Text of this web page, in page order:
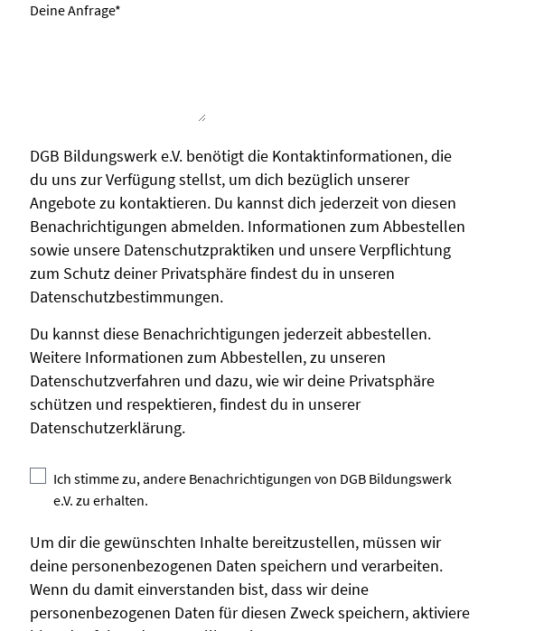
Deine Anfrage*
DGB Bildungswerk e.V. benötigt die Kontaktinformationen, die
du uns zur Verfügung stellst, um dich bezüglich unserer
Angebote zu kontaktieren. Du kannst dich jederzeit von diesen
Benachrichtigungen abmelden. Informationen zum Abbestellen
sowie unsere Datenschutzpraktiken und unsere Verpflichtung
zum Schutz deiner Privatsphäre findest du in unseren
Datenschutzbestimmungen.
Du kannst diese Benachrichtigungen jederzeit abbestellen.
Weitere Informationen zum Abbestellen, zu unseren
Datenschutzverfahren und dazu, wie wir deine Privatsphäre
schützen und respektieren, findest du in unserer
Datenschutzerklärung.
Ich stimme zu, andere Benachrichtigungen von DGB Bildungswerk
e.V. zu erhalten.
Um dir die gewünschten Inhalte bereitzustellen, müssen wir
deine personenbezogenen Daten speichern und verarbeiten.
Wenn du damit einverstanden bist, dass wir deine
personenbezogenen Daten für diesen Zweck speichern, aktiviere